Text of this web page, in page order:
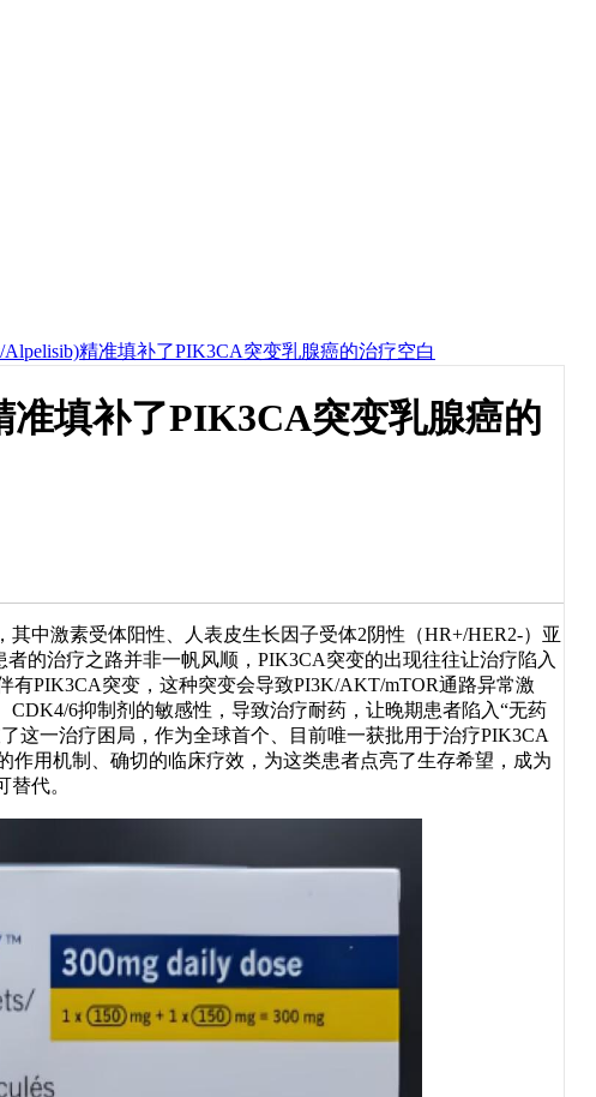
Alpelisib)精准填补了PIK3CA突变乳腺癌的治疗空白
填补了PIK3CA突变乳腺癌的
激素受体阳性、人表皮生长因子受体2阴性（HR+/HER2-）亚
的治疗之路并非一帆风顺，PIK3CA突变的出现往往让治疗陷入
PIK3CA突变，这种突变会导致PI3K/AKT/mTOR通路异常激
6抑制剂的敏感性，导致治疗耐药，让晚期患者陷入“无药
这一治疗困局，作为全球首个、目前唯一获批用于治疗PIK3CA
作用机制、确切的临床疗效，为这类患者点亮了生存希望，成为
代。